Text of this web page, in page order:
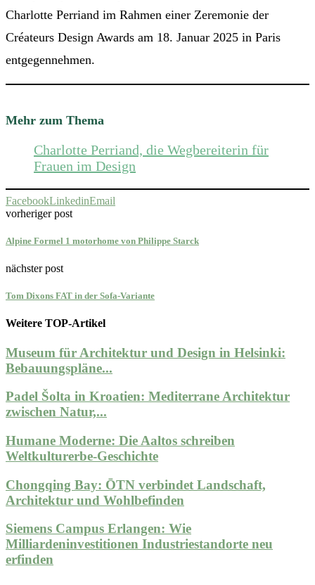
Charlotte Perriand im Rahmen einer Zeremonie der
Créateurs Design Awards am 18. Januar 2025 in Paris
entgegennehmen.
Mehr zum Thema
Charlotte Perriand, die Wegbereiterin für
Frauen im Design
FacebookLinkedinEmail
vorheriger post
Alpine Formel 1 motorhome von Philippe Starck
nächster post
Tom Dixons FAT in der Sofa-Variante
Weitere TOP-Artikel
Museum für Architektur und Design in Helsinki:
Bebauungspläne...
Padel Šolta in Kroatien: Mediterrane Architektur
zwischen Natur,...
Humane Moderne: Die Aaltos schreiben
Weltkulturerbe-Geschichte
Chongqing Bay: ŌTN verbindet Landschaft,
Architektur und Wohlbefinden
Siemens Campus Erlangen: Wie
Milliardeninvestitionen Industriestandorte neu
erfinden